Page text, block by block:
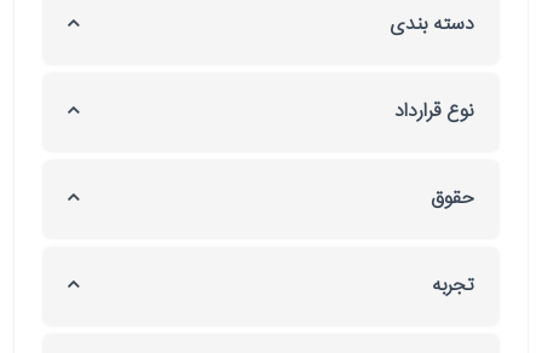
دسته بندی
نوع قرارداد
حقوق
تجربه